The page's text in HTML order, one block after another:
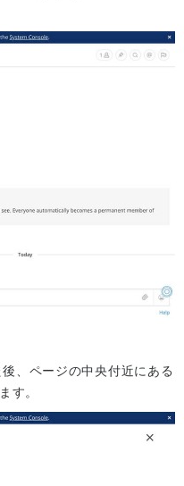
、ページの中央付近にある
す。